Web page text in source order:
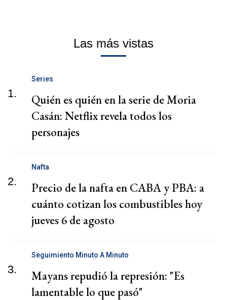
Las más vistas
1.
Series
Quién es quién en la serie de Moria
Casán: Netflix revela todos los
personajes
2.
Nafta
Precio de la nafta en CABA y PBA: a
cuánto cotizan los combustibles hoy
jueves 6 de agosto
3.
Seguimiento Minuto A Minuto
Mayans repudió la represión: "Es
lamentable lo que pasó"